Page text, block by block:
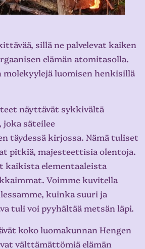
sillä ne palvelevat kaiken
elämän atomitasolla.
molekyylejä luomisen henkisillä
näyttävät sykkivältä
säteilee
täydessä kirjossa. Nämä tuliset
pitkiä, majesteettisia olentoja.
kaikista elementaaleista
Voimme kuvitella
kuinka suuri ja
tuli voi pyyhältää metsän läpi.
koko luomakunnan Hengen
välttämättömiä elämän